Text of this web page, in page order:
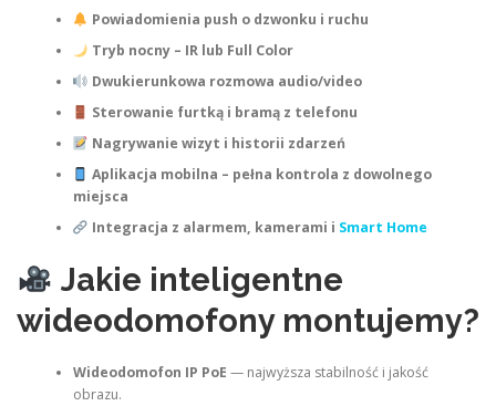
Powiadomienia push o dzwonku i ruchu
Tryb nocny – IR lub Full Color
Dwukierunkowa rozmowa audio/video
Sterowanie furtką i bramą z telefonu
Nagrywanie wizyt i historii zdarzeń
Aplikacja mobilna – pełna kontrola z dowolnego
miejsca
Integracja z alarmem, kamerami i Smart Home
Jakie inteligentne
wideodomofony montujemy?
Wideodomofon IP PoE — najwyższa stabilność i jakość
obrazu.